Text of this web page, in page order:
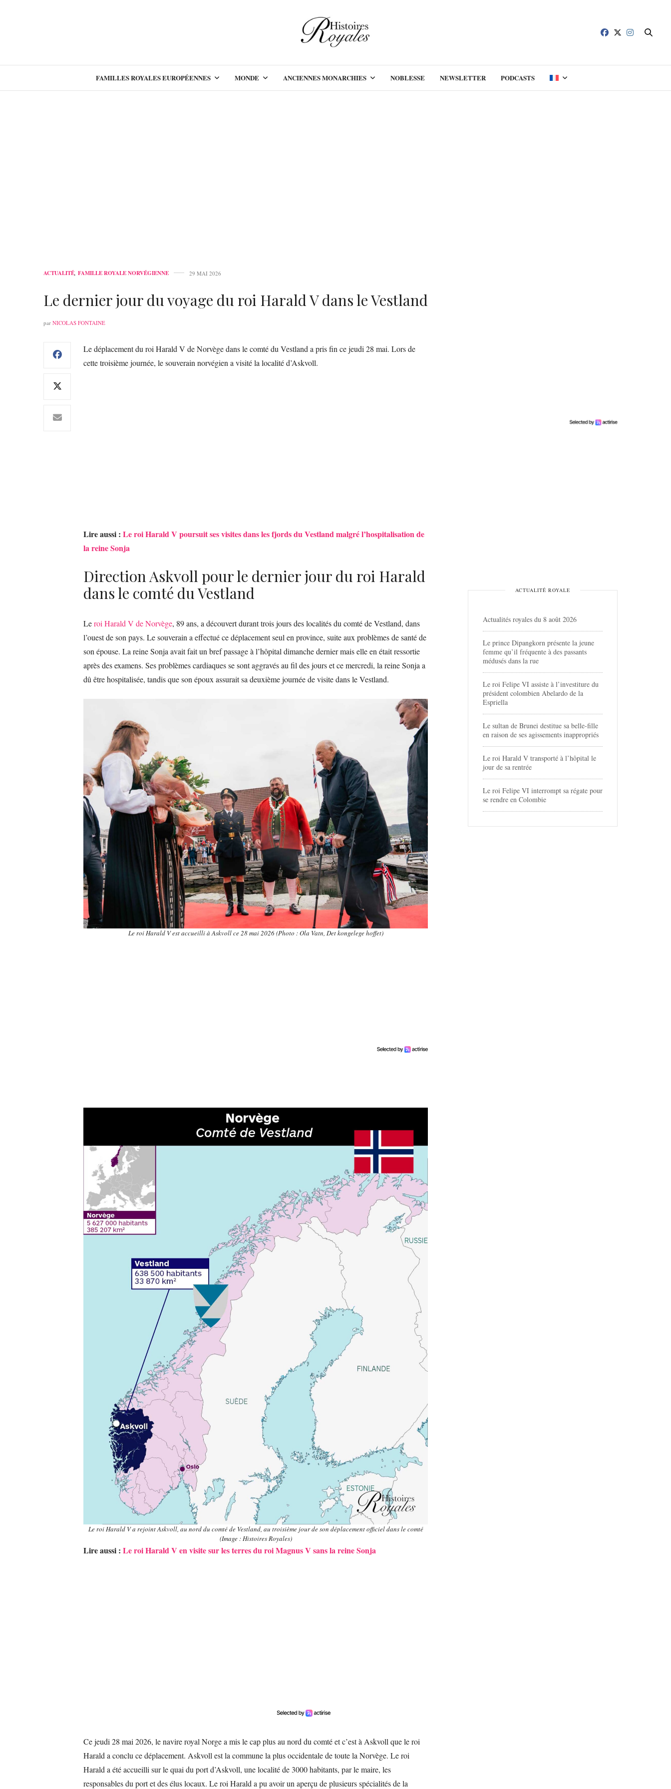
FAMILLES ROYALES EUROPÉENNES MONDE ANCIENNES MONARCHIES NOBLESSE NEWSLETTER PODCASTS
ACTUALITÉ, FAMILLE ROYALE NORVÉGIENNE 29 MAI 2026
Le dernier jour du voyage du roi Harald V dans le Vestland
par NICOLAS FONTAINE
Le déplacement du roi Harald V de Norvège dans le comté du Vestland a pris fin ce jeudi 28 mai. Lors de
cette troisième journée, le souverain norvégien a visité la localité d’Askvoll.
Lire aussi : Le roi Harald V poursuit ses visites dans les fjords du Vestland malgré l’hospitalisation de
la reine Sonja
Direction Askvoll pour le dernier jour du roi Harald
dans le comté du Vestland
Leroi Harald V de Norvège, 89 ans, a découvert durant trois jours des localités du comté de Vestland, dans
l’ouest de son pays. Le souverain a effectué ce déplacement seul en province, suite aux problèmes de santé de
son épouse. La reine Sonja avait fait un bref passage à l’hôpital dimanche dernier mais elle en était ressortie
après des examens. Ses problèmes cardiaques se sont aggravés au fil des jours et ce mercredi, la reine Sonja a
dû être hospitalisée, tandis que son époux assurait sa deuxième journée de visite dans le Vestland.
Le roi Harald V est accueilli à Askvoll ce 28 mai 2026 (Photo : Ola Vatn, Det kongelege hoffet)
Le roi Harald V a rejoint Askvoll, au nord du comté de Vestland, au troisième jour de son déplacement officiel dans le comté
(Image : Histoires Royales)
Lire aussi : Le roi Harald V en visite sur les terres du roi Magnus V sans la reine Sonja
Ce jeudi 28 mai 2026, le navire royal Norge a mis le cap plus au nord du comté et c’est à Askvoll que le roi
Harald a conclu ce déplacement. Askvoll est la commune la plus occidentale de toute la Norvège. Le roi
Harald a été accueilli sur le quai du port d’Askvoll, une localité de 3000 habitants, par le maire, les
responsables du port et des élus locaux. Le roi Harald a pu avoir un aperçu de plusieurs spécialités de la
ACTUALITÉ ROYALE
Actualités royales du 8 août 2026
Le prince Dipangkorn présente la jeune
femme qu’il fréquente à des passants
médusés dans la rue
Le roi Felipe VI assiste à l’investiture du
président colombien Abelardo de la
Espriella
Le sultan de Brunei destitue sa belle-fille
en raison de ses agissements inappropriés
Le roi Harald V transporté à l’hôpital le
jour de sa rentrée
Le roi Felipe VI interrompt sa régate pour
se rendre en Colombie